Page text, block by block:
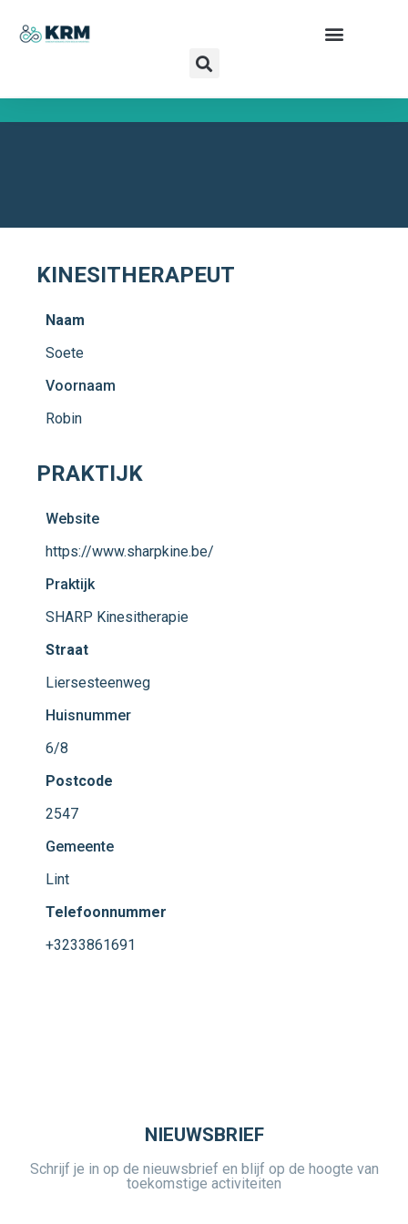
KINESITHERAPEUT
Naam
Soete
Voornaam
Robin
PRAKTIJK
Website
https://www.sharpkine.be/
Praktijk
SHARP Kinesitherapie
Straat
Liersesteenweg
Huisnummer
6/8
Postcode
2547
Gemeente
Lint
Telefoonnummer
+3233861691
NIEUWSBRIEF
Schrijf je in op de nieuwsbrief en blijf op de hoogte van
toekomstige activiteiten